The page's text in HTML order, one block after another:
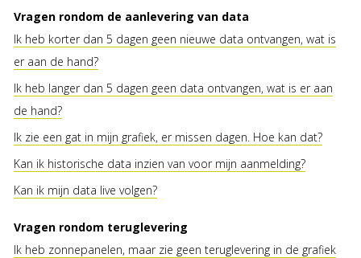
Vragen rondom de aanlevering van data
Ik heb korter dan 5 dagen geen nieuwe data ontvangen, wat is
er aan de hand?
Ik heb langer dan 5 dagen geen data ontvangen, wat is er aan
de hand?
Ik zie een gat in mijn grafiek, er missen dagen. Hoe kan dat?
Kan ik historische data inzien van voor mijn aanmelding?
Kan ik mijn data live volgen?
Vragen rondom teruglevering
Ik heb zonnepanelen, maar zie geen teruglevering in de grafiek